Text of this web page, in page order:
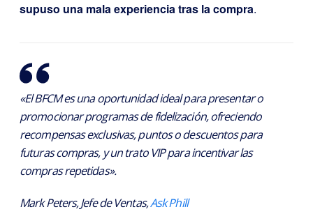
supuso una mala experiencia tras la compra.
«El BFCM es una oportunidad ideal para presentar o
promocionar programas de fidelización, ofreciendo
recompensas exclusivas, puntos o descuentos para
futuras compras, y un trato VIP para incentivar las
compras repetidas».
Mark Peters, Jefe de Ventas,Ask Phill